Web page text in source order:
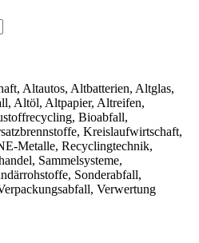
Altautos, Altbatterien, Altglas,
Altöl, Altpapier, Altreifen,
Bioabfall,
Kreislaufwirtschaft,
Metalle, Recyclingtechnik,
Sammelsysteme,
Sonderabfall,
Verwertung